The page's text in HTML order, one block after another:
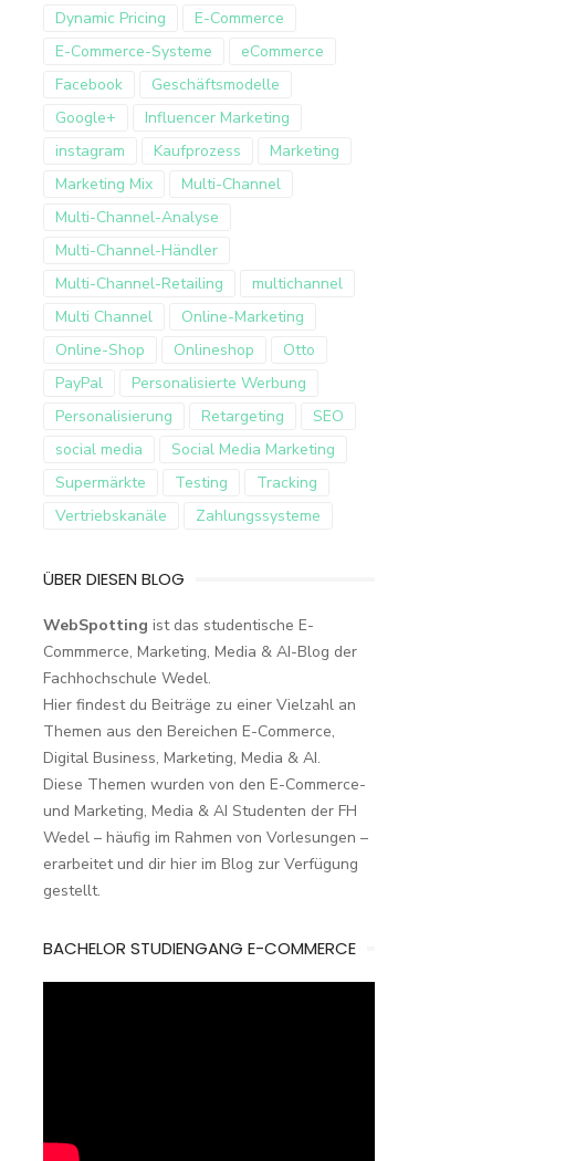
Dynamic Pricing
E-Commerce
E-Commerce-Systeme
eCommerce
Facebook
Geschäftsmodelle
Google+
Influencer Marketing
instagram
Kaufprozess
Marketing
Marketing Mix
Multi-Channel
Multi-Channel-Analyse
Multi-Channel-Händler
Multi-Channel-Retailing
multichannel
Multi Channel
Online-Marketing
Online-Shop
Onlineshop
Otto
PayPal
Personalisierte Werbung
Personalisierung
Retargeting
SEO
social media
Social Media Marketing
Supermärkte
Testing
Tracking
Vertriebskanäle
Zahlungssysteme
ÜBER DIESEN BLOG
WebSpotting ist das studentische E-
Commmerce, Marketing, Media & AI-Blog der
Fachhochschule Wedel.
Hier findest du Beiträge zu einer Vielzahl an
Themen aus den Bereichen E-Commerce,
Digital Business, Marketing, Media & AI.
Diese Themen wurden von den E-Commerce-
und Marketing, Media & AI Studenten der FH
Wedel – häufig im Rahmen von Vorlesungen –
erarbeitet und dir hier im Blog zur Verfügung
gestellt.
BACHELOR STUDIENGANG E-COMMERCE